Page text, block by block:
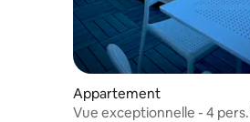
Appartement
Vue exceptionnelle - 4